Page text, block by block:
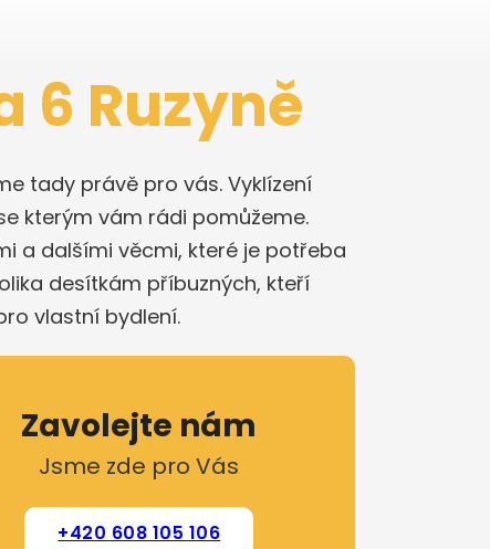
6 Ruzyně
tady právě pro vás. Vyklízení
kterým vám rádi pomůžeme.
a dalšími věcmi, které je potřeba
desítkám příbuzných, kteří
vlastní bydlení.
Zavolejte nám
Jsme zde pro Vás
+420 608 105 106